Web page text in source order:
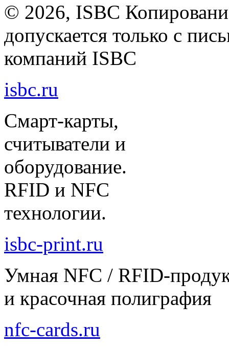
© 2026, ISBC
допускается только с
компаний ISBC
isbc.ru
Смарт-карты,
считыватели и
оборудование.
RFID и NFC
технологии.
isbc-print.ru
Умная NFC / RFID-
и красочная полиграфия
nfc-cards.ru